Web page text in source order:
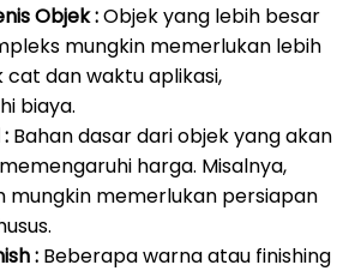
Objek :Objek yang lebih besar
mungkin memerlukan lebih
cat dan waktu aplikasi,
biaya.
Bahan dasar dari objek yang akan
harga. Misalnya,
mungkin memerlukan persiapan
: Beberapa warna atau finishing